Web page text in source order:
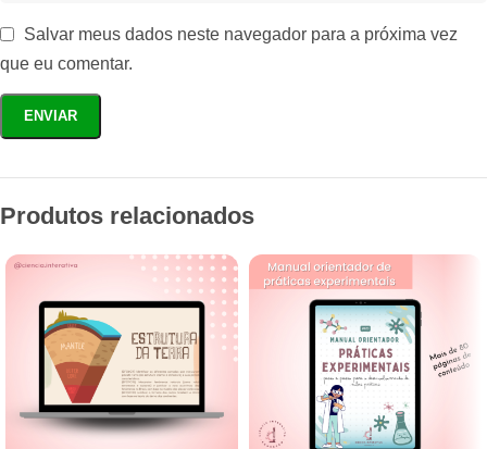
Salvar meus dados neste navegador para a próxima vez
que eu comentar.
Produtos relacionados